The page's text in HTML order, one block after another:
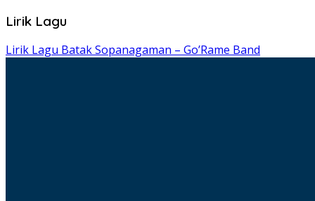
Lirik Lagu
Lirik Lagu Batak Sopanagaman – Go’Rame Band